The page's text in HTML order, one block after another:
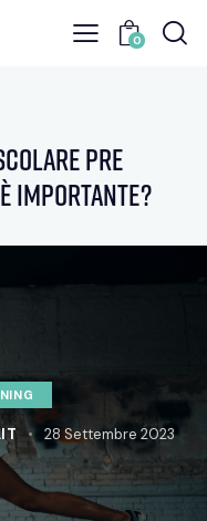
0
pre
importante?
28 Settembre 2023